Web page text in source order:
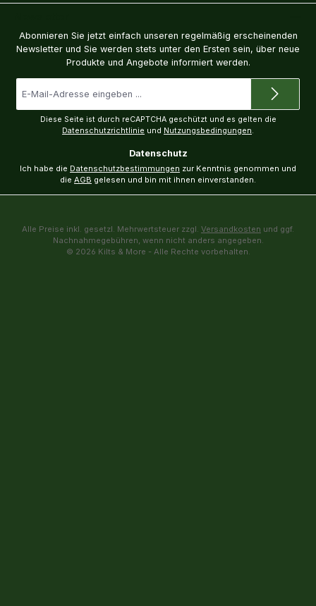
Abonnieren Sie jetzt einfach unseren regelmäßig erscheinenden
Newsletter und Sie werden stets unter den Ersten sein, über neue
Produkte und Angebote informiert werden.
Mail-
Diese Seite ist durch reCAPTCHA geschützt und es gelten die
Datenschutzrichtlinie und Nutzungsbedingungen.
Datenschutz
Ich habe die Datenschutzbestimmungen zur Kenntnis genommen und
die AGB gelesen und bin mit ihnen einverstanden.
Alle Preise inkl. gesetzl. Mehrwertsteuer zzgl. Versandkosten und ggf.
Nachnahmegebühren, wenn nicht anders angegeben.
© 2026 Kilts & More - Alle Rechte vorbehalten.